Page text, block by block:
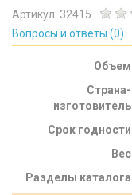
Артикул: 32415
Вопросы и ответы (0)
Объем
Страна-
изготовитель
Срок годности
Вес
Разделы каталога